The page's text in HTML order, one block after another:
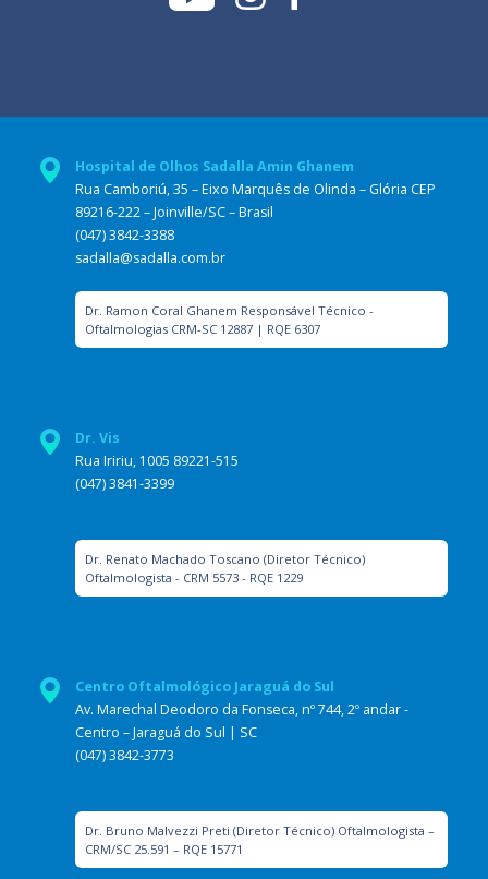
Hospital de Olhos Sadalla Amin Ghanem
Rua Camboriú, 35 – Eixo Marquês de Olinda – Glória CEP
89216-222 – Joinville/SC – Brasil
(047) 3842-3388
sadalla@sadalla.com.br
Dr. Ramon Coral Ghanem Responsável Técnico -
Oftalmologias CRM-SC 12887 | RQE 6307
Dr. Vis
Rua Iririu, 1005 89221-515
(047) 3841-3399
Dr. Renato Machado Toscano (Diretor Técnico)
Oftalmologista - CRM 5573 - RQE 1229
Centro Oftalmológico Jaraguá do Sul
Av. Marechal Deodoro da Fonseca, nº 744, 2º andar -
Centro – Jaraguá do Sul | SC
(047) 3842-3773
Dr. Bruno Malvezzi Preti (Diretor Técnico) Oftalmologista –
CRM/SC 25.591 – RQE 15771